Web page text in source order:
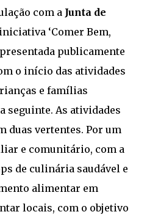
com a Junta de
‘Comer Bem,
publicamente
o início das atividades
e famílias
seguinte. As atividades
duas vertentes. Por um
e comunitário, com a
de culinária saudável e
alimentar em
locais, com o objetivo